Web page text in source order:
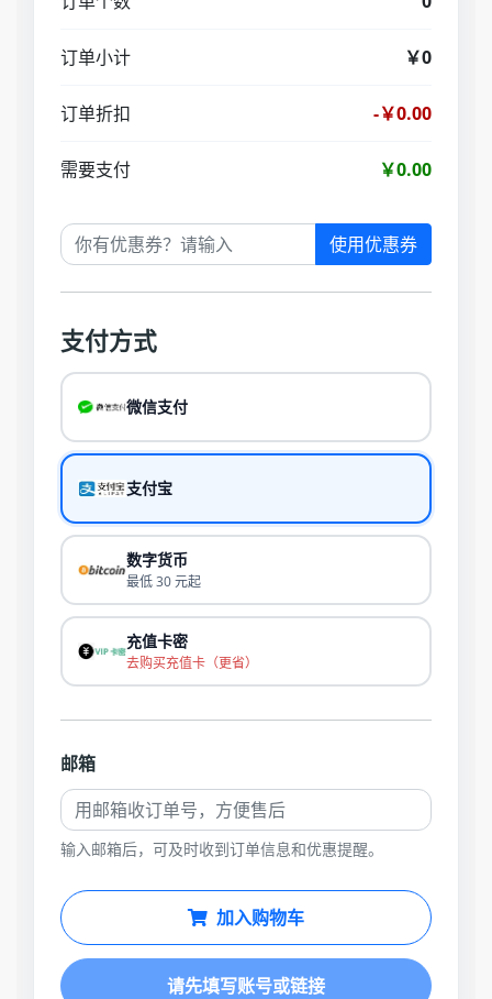
订单小计 ￥0
订单折扣 -￥0.00
需要支付 ￥0.00
使用优惠券
支付方式
微信支付
支付宝
数字货币
最低 30 元起
充值卡密
去购买充值卡（更省）
邮箱
输入邮箱后，可及时收到订单信息和优惠提醒。
加入购物车
请先填写账号或链接